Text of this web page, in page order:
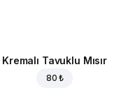
Kremalı Tavuklu Mısır
80 ₺